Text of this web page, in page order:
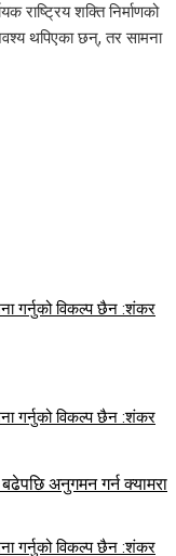
शक्ति निर्माणको
थपिएका छन्, तर सामना
अनुगमन गर्न क्यामरा